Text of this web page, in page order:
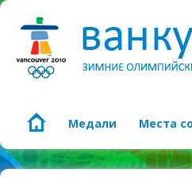
Медали Места